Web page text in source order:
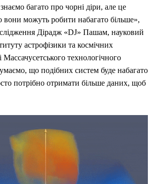
багато про чорні діри, але це
можуть робити набагато більше»,
Дірадж «DJ» Пашам, науковий
астрофізики та космічних
Массачусетського технологічного
що подібних систем буде набагато
потрібно отримати більше даних, щоб